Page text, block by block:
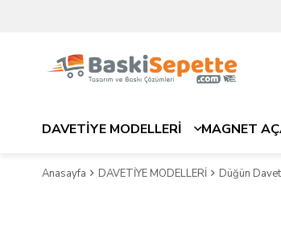
DAVETİYE MODELLERİ MAGNET
Anasayfa DAVETİYE MODELLERİ Düğün